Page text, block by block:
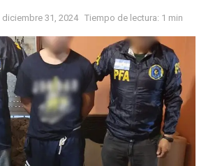
diciembre 31, 2024 Tiempo de lectura: 1 min